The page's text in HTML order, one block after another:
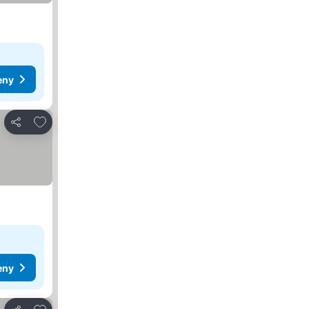
Zdieľať
Pridať do obľúbených